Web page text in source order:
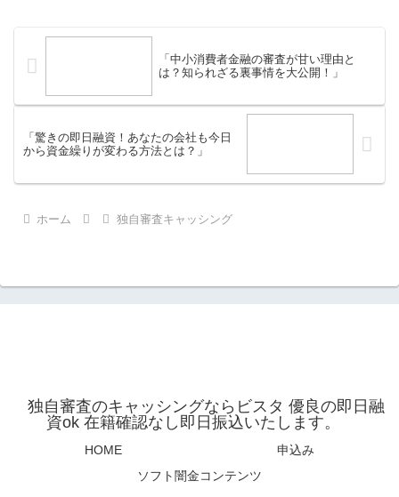
「中小消費者金融の審査が甘い理由と
は？知られざる裏事情を大公開！」
「驚きの即日融資！あなたの会社も今日
から資金繰りが変わる方法とは？」
ホーム 独自審査キャッシング
独自審査のキャッシングならビスタ 優良の即日融
資ok 在籍確認なし即日振込いたします。
HOME
申込み
ソフト闇金コンテンツ